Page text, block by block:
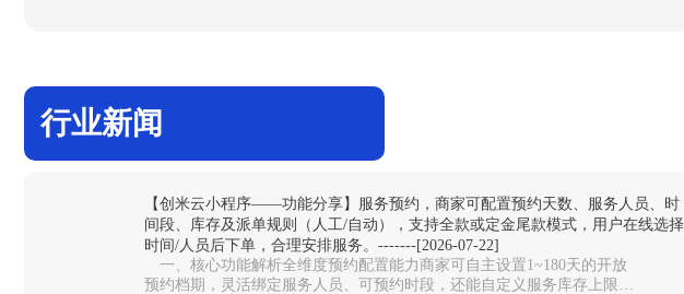
行业新闻
【创米云小程序——功能分享】服务预约，商家可配置预约天数、服务人员、时
间段、库存及派单规则（人工/自动），支持全款或定金尾款模式，用户在线选择
时间/人员后下单，合理安排服务。-------[2026-07-22]
一、核心功能解析全维度预约配置能力‌商家可自主设置1~180天的开放
预约档期，灵活绑定服务人员、可预约时段，还能自定义服务库存上限，